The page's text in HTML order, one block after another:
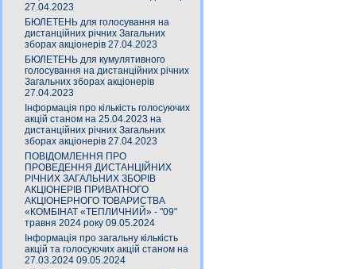
27.04.2023
БЮЛЕТЕНЬ для голосування на
дистанційних річних Загальних
зборах акціонерів 27.04.2023
БЮЛЕТЕНЬ для кумулятивного
голосування на дистанційних річних
Загальних зборах акціонерів
27.04.2023
Інформація про кількість голосуючих
акцій станом на 25.04.2023 на
дистанційних річних Загальних
зборах акціонерів 27.04.2023
ПОВІДОМЛЕННЯ ПРО
ПРОВЕДЕННЯ ДИСТАНЦІЙНИХ
РІЧНИХ ЗАГАЛЬНИХ ЗБОРІВ
АКЦІОНЕРІВ ПРИВАТНОГО
АКЦІОНЕРНОГО ТОВАРИСТВА
«КОМБІНАТ «ТЕПЛИЧНИЙ» - "09"
травня 2024 року 09.05.2024
Інформація про загальну кількість
акцій та голосуючих акцій станом на
27.03.2024 09.05.2024